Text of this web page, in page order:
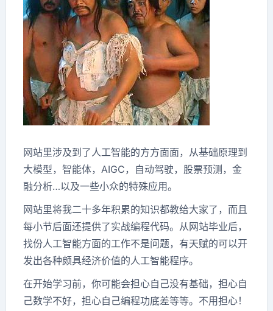
网站里涉及到了人工智能的方方面面，从基础原理到
大模型，智能体，AIGC，自动驾驶，股票预测，金
融分析…以及一些小众的特殊应用。
网站里将我二十多年积累的知识都教给大家了，而且
每小节后面还提供了实战编程代码。从网站毕业后，
找份人工智能方面的工作不是问题，有天赋的可以开
发出各种颇具经济价值的人工智能程序。
在开始学习前，你可能会担心自己没有基础，担心自
己数学不好，担心自己编程功底差等等。不用担心！